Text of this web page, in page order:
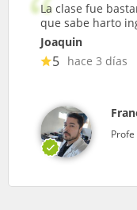
La clase fue
que sabe harto
Joaquin
5 hace 3 días